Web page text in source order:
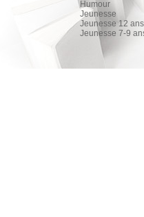
Humour
Jeunesse
Jeunesse 12
Jeunesse 7-9